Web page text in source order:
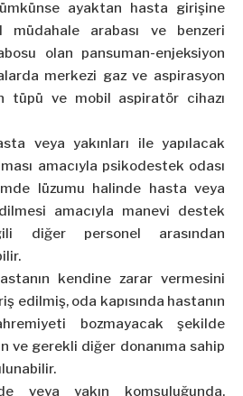
ayaktan hasta girişine
müdahale arabası ve benzeri
olan pansuman-enjeksiyon
merkezi gaz ve aspirasyon
tüpü ve mobil aspiratör cihazı
veya yakınları ile yapılacak
amacıyla psikodestek odası
lüzumu halinde hasta veya
amacıyla manevi destek
diğer personel arasından
kendine zarar vermesini
edilmiş, oda kapısında hastanın
bozmayacak şekilde
ve gerekli diğer donanıma sahip
veya yakın komşuluğunda,